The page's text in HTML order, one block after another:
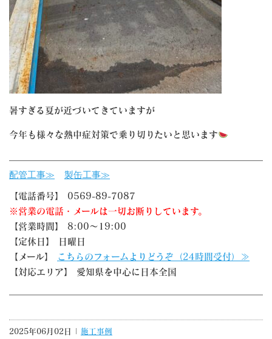
暑すぎる夏が近づいてきていますが
今年も様々な熱中症対策で乗り切りたいと思います
配管工事≫ 製缶工事≫
【電話番号】 0569-89-7087
※営業の電話・メールは一切お断りしています。
【営業時間】 8:00～19:00
【定休日】 日曜日
【メール】
こちらのフォームよりどうぞ（24時間受付）≫
【対応エリア】 愛知県を中心に日本全国
2025年06月02日 | 施工事例